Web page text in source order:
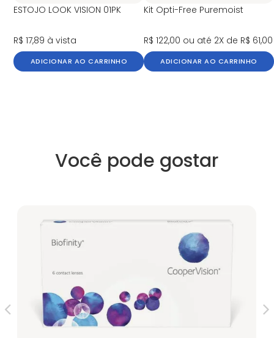
ESTOJO LOOK VISION 01PK
R$ 17,89 à vista
ADICIONAR AO CARRINHO
Kit Opti-Free Puremoist
R$ 122,00 ou até 2X de R$ 61,00
ADICIONAR AO CARRINHO
Você pode gostar